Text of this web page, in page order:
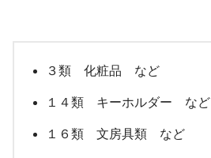
３類 化粧品 など
１４類 キーホルダー など
１６類 文房具類 など